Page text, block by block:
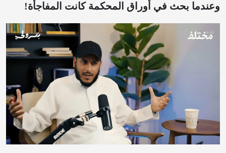
وعندما بحث في أوراق المحكمة كانت المفاجأة!